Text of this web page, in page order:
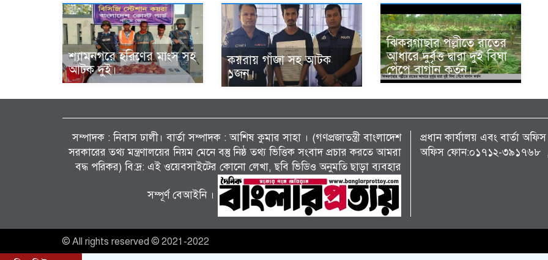
শ্যামনগরে হরিণের মাংস সহ
আটক দুই।
কয়রায় গাঁজা সহ আটক
১জন।
ঝিকরগাছার পল্লীতে রাতের
আধারে দুর্বৃত্ত দ্বারা দুই বিঘা
পেঁপে বাগান কর্তন।
সম্পাদক : নিবাস ঢালী। বার্তা সম্পাদক : আশিষ কুমাৱ সাহা । (গণপ্রজাতন্ত্রী বাংলাদেশ
সরকারের তথ্য মন্ত্রণালয়ের নিয়ম মেনে বস্তু নিষ্ঠ তথ্য ভিত্তিক সংবাদ প্রচার করতে আমরা
বদ্ধ পরিকর) বি:দ্র: এই ওয়েবসাইটের কোনো লেখা, ছবি ভিডিও অনুমতি ছাড়া ব্যবহার
সম্পূর্ণ বেআইনি ।
প্রধান কার্যালয় এবং বার্তা
অফিস ফোন:০১৭১২-৩৯১৭৬৮
© All rights reserved © 2021-2022